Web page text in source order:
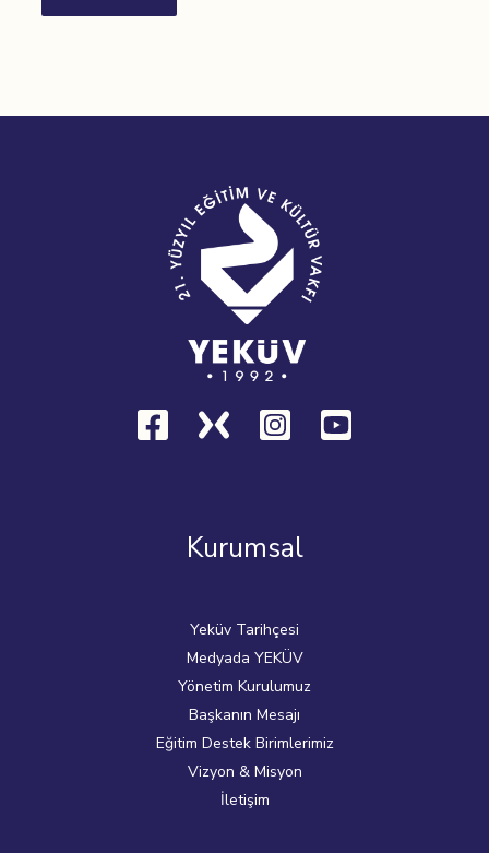
Kurumsal
Yeküv Tarihçesi
Medyada YEKÜV
Yönetim Kurulumuz
Başkanın Mesajı
Eğitim Destek Birimlerimiz
Vizyon & Misyon
İletişim